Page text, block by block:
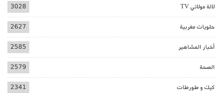
لالة مولاتي TV 3028
حلويات مغربية 2627
أخبار المشاهير 2585
الصحة 2579
كيك و طورطات 2341